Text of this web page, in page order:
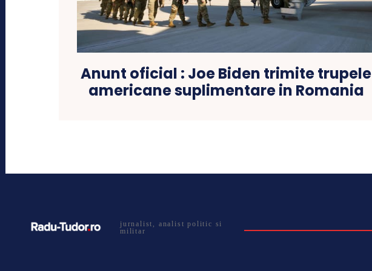
Anunt oficial : Joe Biden trimite trupele
americane suplimentare in Romania
jurnalist, analist politic si
militar